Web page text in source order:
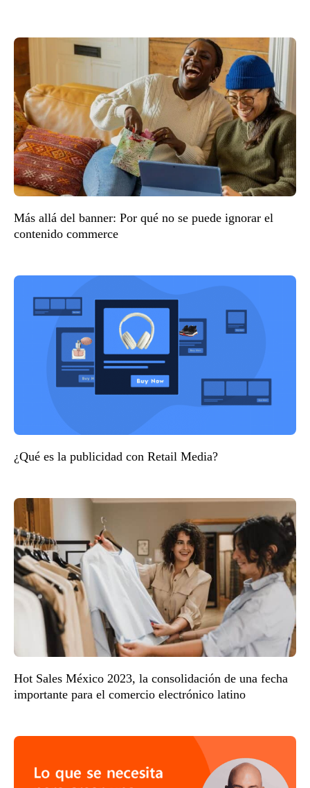
Más allá del banner: Por qué no se puede ignorar el
contenido commerce
¿Qué es la publicidad con Retail Media?
Hot Sales México 2023, la consolidación de una fecha
importante para el comercio electrónico latino